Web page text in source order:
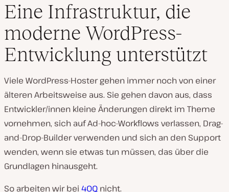
Eine Infrastruktur, die
moderne WordPress-
Entwicklung unterstützt
Viele WordPress-Hoster gehen immer noch von einer
älteren Arbeitsweise aus. Sie gehen davon aus, dass
Entwickler/innen kleine Änderungen direkt im Theme
vornehmen, sich auf Ad-hoc-Workflows verlassen, Drag-
and-Drop-Builder verwenden und sich an den Support
wenden, wenn sie etwas tun müssen, das über die
Grundlagen hinausgeht.
So arbeiten wir bei 40Q nicht.